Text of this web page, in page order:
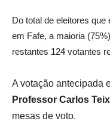
Do total de eleitores
em Fafe, a maioria
restantes 124 votantes
A votação antecipada
Professor Carlos
mesas de voto.